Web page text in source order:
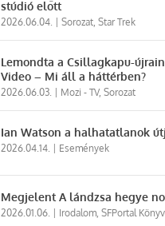
stúdió előtt
2026.06.04. |Sorozat ,Star Trek
Lemondta a Csillagkapu-
Video – Mi áll a háttérben?
2026.06.03. | Mozi - TV,Sorozat
Ian Watson a halhatatlanok
2026.04.14. | Események
Megjelent A lándzsa hegye
2026.01.06. | Irodalom ,SFPortal